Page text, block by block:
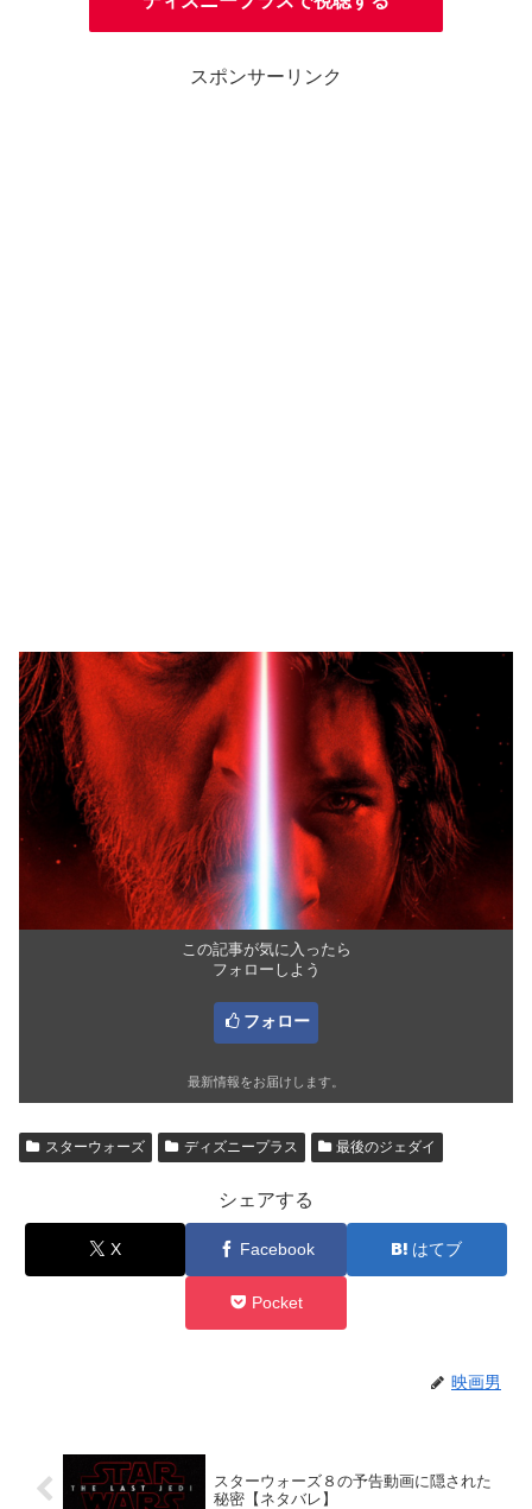
スポンサーリンク
この記事が気に入ったら
フォローしよう
フォロー
最新情報をお届けします。
スターウォーズ ディズニープラス 最後のジェダイ
シェアする
X Facebook はてブ
Pocket
映画男
スターウォーズ８の予告動画に隠された
秘密【ネタバレ】